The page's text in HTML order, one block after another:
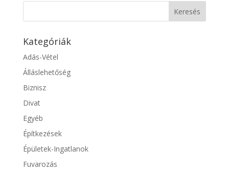
Kategóriák
Adás-Vétel
Álláslehetőség
Biznisz
Divat
Egyéb
Építkezések
Épületek-Ingatlanok
Fuvarozás